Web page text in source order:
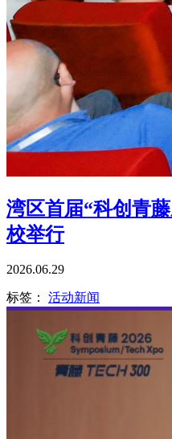
湾区首届“科创青
校举行
2026.06.29
标签： 活动新闻